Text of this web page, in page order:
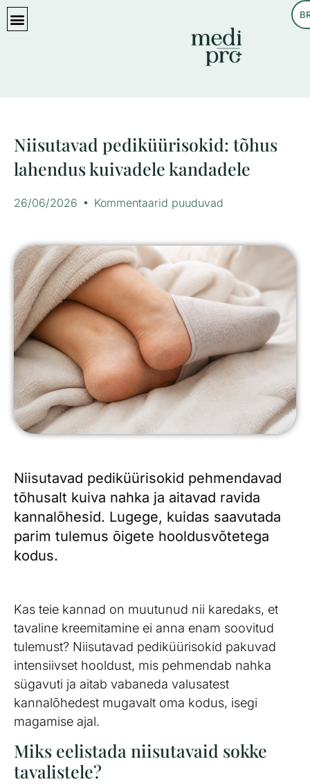
Niisutavad pediküürisokid: tõhus
lahendus kuivadele kandadele
26/06/2026 Kommentaarid puuduvad
Niisutavad pediküürisokid pehmendavad
tõhusalt kuiva nahka ja aitavad ravida
kannalõhesid. Lugege, kuidas saavutada
parim tulemus õigete hooldusvõtetega
kodus.
Kas teie kannad on muutunud nii karedaks, et
tavaline kreemitamine ei anna enam soovitud
tulemust? Niisutavad pediküürisokid pakuvad
intensiivset hooldust, mis pehmendab nahka
sügavuti ja aitab vabaneda valusatest
kannalõhedest mugavalt oma kodus, isegi
magamise ajal.
Miks eelistada niisutavaid sokke
tavalistele?